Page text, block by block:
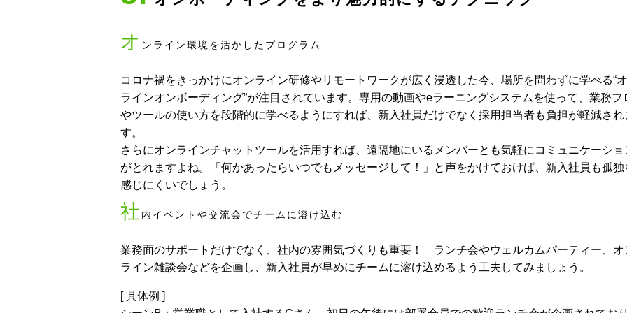
オ ンライン環境を活かしたプログラム
コロナ禍をきっかけにオンライン研修やリモートワークが広く浸透した今、場所を問わずに学べる“
ラインオンボーディング”が注目されています。専用の動画やeラーニングシステムを使って、業務フ
やツールの使い方を段階的に学べるようにすれば、新入社員だけでなく採用担当者も負担が軽減され
す。
さらにオンラインチャットツールを活用すれば、遠隔地にいるメンバーとも気軽にコミュニケーショ
がとれますよね。「何かあったらいつでもメッセージして！」と声をかけておけば、新入社員も孤独
感じにくいでしょう。
社 内イベントや交流会でチームに溶け込む
業務面のサポートだけでなく、社内の雰囲気づくりも重要！ ランチ会やウェルカムパーティー、オ
ライン雑談会などを企画し、新入社員が早めにチームに溶け込めるよう工夫してみましょう。
[ 具体例 ]